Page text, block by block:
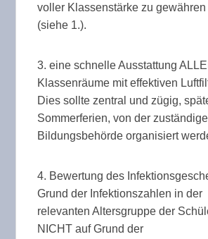
voller Klassenstärke zu gewähren
(siehe 1.).
3. eine schnelle Ausstattung
Klassenräume mit effektiven
Dies sollte zentral und zügig,
Sommerferien, von der
Bildungsbehörde organisiert
4. Bewertung des
Grund der Infektionszahlen in der
relevanten Altersgruppe der
NICHT auf Grund der